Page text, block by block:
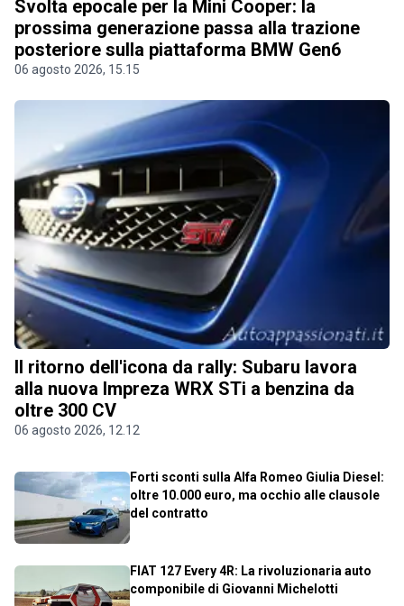
Svolta epocale per la Mini Cooper: la
prossima generazione passa alla trazione
posteriore sulla piattaforma BMW Gen6
06 agosto 2026, 15.15
Il ritorno dell'icona da rally: Subaru lavora
alla nuova Impreza WRX STi a benzina da
oltre 300 CV
06 agosto 2026, 12.12
Forti sconti sulla Alfa Romeo Giulia Diesel:
oltre 10.000 euro, ma occhio alle clausole
del contratto
FIAT 127 Every 4R: La rivoluzionaria auto
componibile di Giovanni Michelotti